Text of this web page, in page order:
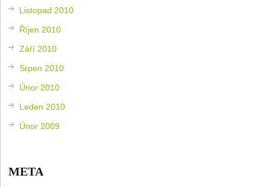
Listopad 2010
Říjen 2010
Září 2010
Srpen 2010
Únor 2010
Leden 2010
Únor 2009
META